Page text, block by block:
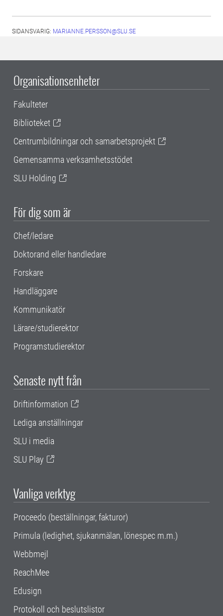
SIDANSVARIG: MARIANNE.PERSSON@SLU.SE
Organisationsenheter
Fakulteter
Biblioteket
Centrumbildningar och samarbetsprojekt
Gemensamma verksamhetsstödet
SLU Holding
För dig som är
Chef/ledare
Doktorand eller handledare
Forskare
Handläggare
Kommunikatör
Lärare/studierektor
Programstudierektor
Senaste nytt från
Driftinformation
Lediga anställningar
SLU i media
SLU Play
Vanliga verktyg
Proceedo (beställningar, fakturor)
Primula (ledighet, sjukanmälan, lönespec m.m.)
Webbmejl
ReachMee
Edusign
Protokoll och beslutslistor